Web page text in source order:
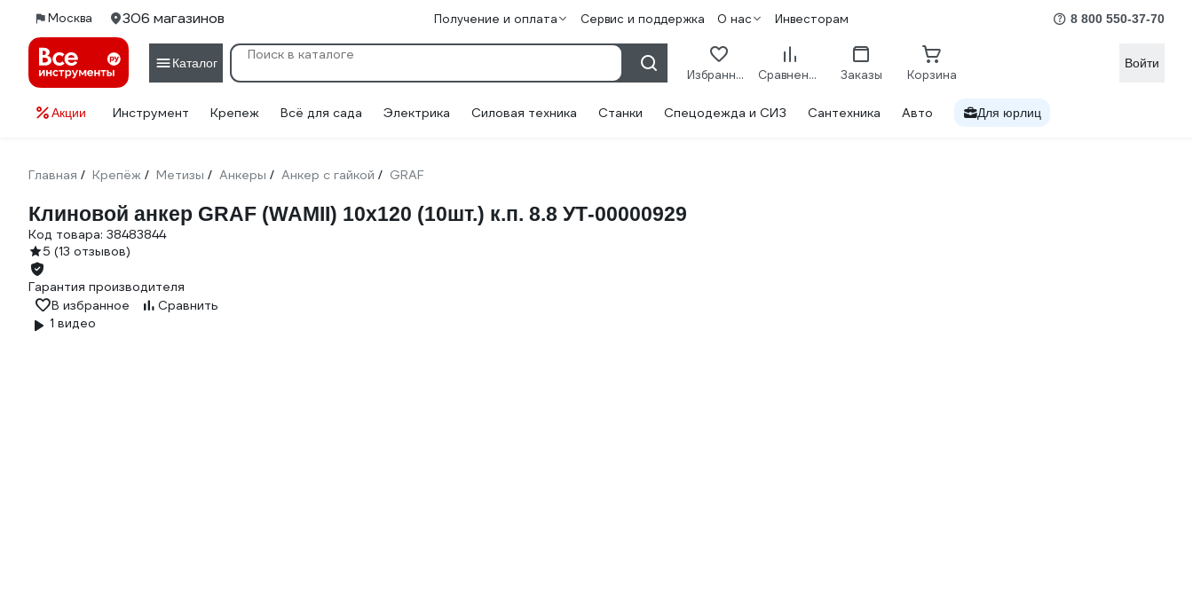
Москва 306 магазинов Получение и оплата Сервис и поддержка О нас Инвесторам 8 800 550-37-70
Каталог
Избранное Сравнение Заказы Корзина
Войти
Акции Инструмент Крепеж Всё для сада Электрика Силовая техника Станки Спецодежда и СИЗ Сантехника Авто Для юрлиц
Главная / Крепёж / Метизы / Анкеры / Анкер с гайкой / GRAF
Клиновой анкер GRAF (WAMII) 10x120 (10шт.) к.п. 8.8 УТ-00000929
Код товара: 38483844
5 (13 отзывов)
Гарантия производителя
В избранное
Сравнить
1 видео